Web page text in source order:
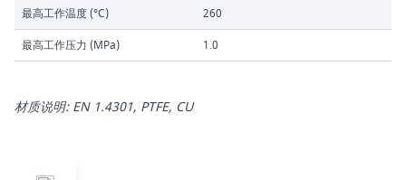
最高工作温度 (°C)
260
最高工作压力 (MPa)
1.0
材质说明: EN 1.4301, PTFE, CU